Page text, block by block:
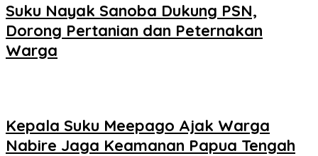
Suku Nayak Sanoba Dukung PSN,
Dorong Pertanian dan Peternakan
Warga
Kepala Suku Meepago Ajak Warga
Nabire Jaga Keamanan Papua Tengah